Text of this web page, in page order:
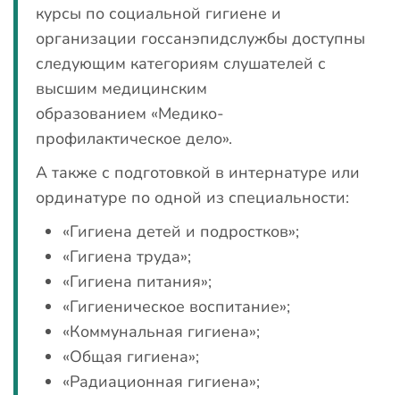
курсы по социальной гигиене и
организации госсанэпидслужбы доступны
следующим категориям слушателей с
высшим медицинским
образованием «Медико-
профилактическое дело».
А также с подготовкой в интернатуре или
ординатуре по одной из специальности:
«Гигиена детей и подростков»;
«Гигиена труда»;
«Гигиена питания»;
«Гигиеническое воспитание»;
«Коммунальная гигиена»;
«Общая гигиена»;
«Радиационная гигиена»;